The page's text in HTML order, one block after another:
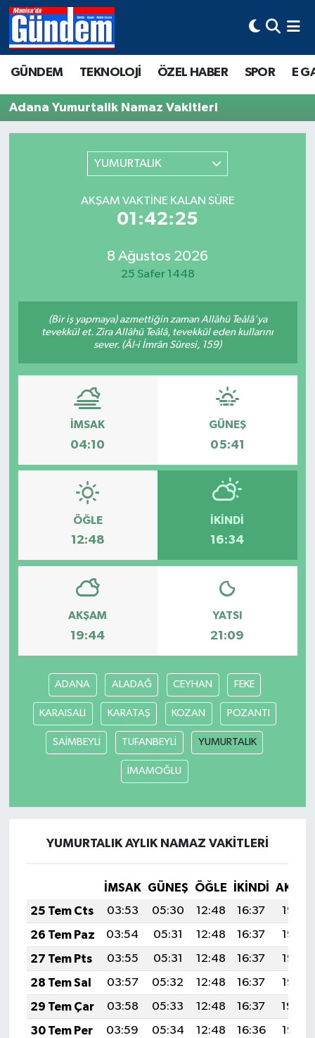
GÜNDEM TEKNOLOJİ ÖZEL HABER SPOR E
Adana Yumurtalik Namaz Vakitleri
YUMURTALIK
AKŞAM VAKTINE KALAN SÜRE
01:42:25
8 Ağustos 2026
25 Safer 1448
(Bir iş yapmaya) azmettiğin zaman Allâhü Teâlâ'ya
tevekkül et. Zira Allâhü Teâlâ, tevekkül eden kullarını
sever. (Âl-i İmrân Sûresi, 159)
İMSAK
04:10
GÜNEŞ
05:41
ÖĞLE
12:48
İKINDI
16:34
AKŞAM
19:44
YATSI
21:09
ADANA ALADAĞ CEYHAN FEKE
KARAISALI KARATAŞ KOZAN POZANTI
SAİMBEYLİ TUFANBEYLİ YUMURTALIK
İMAMOĞLU
YUMURTALIK AYLIK NAMAZ VAKITLERI
İMSAK GÜNEŞ ÖĞLE İKINDI
25 Tem Cts
03:53 05:30 12:48 16:37
19:57
26 Tem Paz
03:54 05:31 12:48 16:37
19:56
27 Tem Pts
03:55 05:31 12:48 16:37
19:56
28 Tem Sal
03:57 05:32 12:48 16:37
19:55
29 Tem Çar
03:58 05:33 12:48 16:37
19:54
30 Tem Per
03:59 05:34 12:48 16:36
19:53
Manisa Hava Durumu
Süper Lig Puan Durumu ve Fikstür
Tüm Manşetler
Son Dakika Haberleri